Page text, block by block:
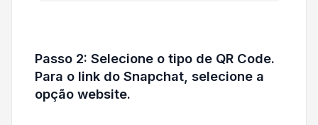
Passo 2: Selecione o tipo de QR Code.
Para o link do Snapchat, selecione a
opção website.